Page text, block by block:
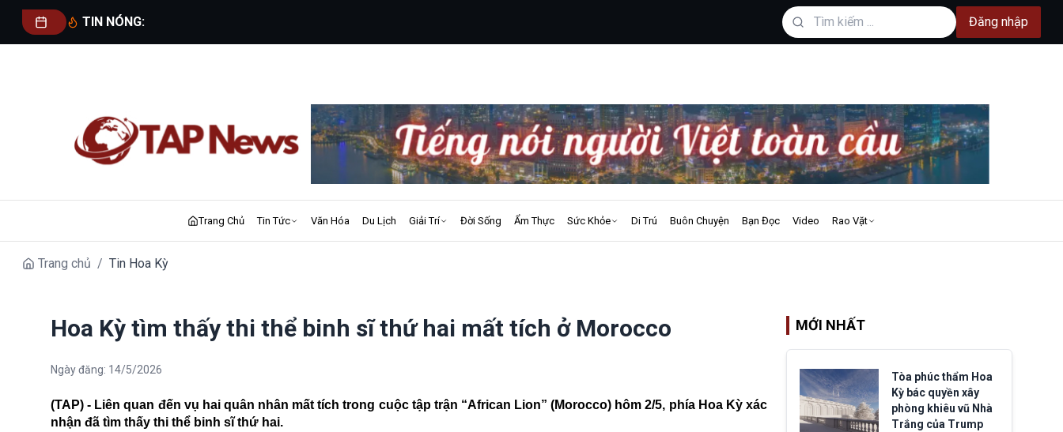
TIN NÓNG: Đăng nhập
Trang Chủ Tin Tức Văn Hóa Du Lịch Giải Trí Đời Sống Ẩm Thực Sức Khỏe Di Trú Buôn Chuyện Bạn Đọc Video Rao Vặt
Trang chủ / Tin Hoa Kỳ
Hoa Kỳ tìm thấy thi thể binh sĩ thứ hai mất tích ở Morocco
Ngày đăng: 14/5/2026
(TAP) - Liên quan đến vụ hai quân nhân mất tích trong cuộc tập trận “African Lion” (Morocco) hôm 2/5, phía Hoa Kỳ xác
nhận đã tìm thấy thi thể binh sĩ thứ hai.
MỚI NHẤT
Tòa phúc thẩm Hoa
Kỳ bác quyền xây
phòng khiêu vũ Nhà
Trắng của Trump